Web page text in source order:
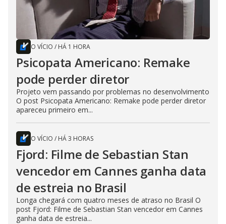
O VÍCIO / HÁ 1 HORA
Psicopata Americano: Remake
pode perder diretor
Projeto vem passando por problemas no desenvolvimento
O post Psicopata Americano: Remake pode perder diretor
apareceu primeiro em...
O VÍCIO / HÁ 3 HORAS
Fjord: Filme de Sebastian Stan
vencedor em Cannes ganha data
de estreia no Brasil
Longa chegará com quatro meses de atraso no Brasil O
post Fjord: Filme de Sebastian Stan vencedor em Cannes
ganha data de estreia...